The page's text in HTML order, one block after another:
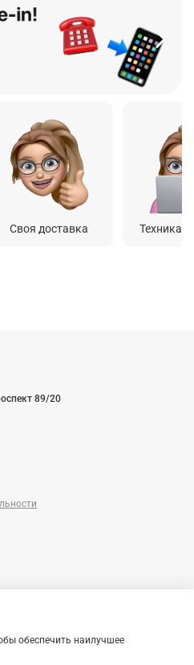
Своя доставка Техника
89/20
обеспечить наилучшее